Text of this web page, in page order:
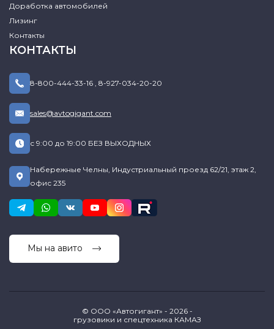
Доработка автомобилей
Лизинг
Контакты
КОНТАКТЫ
8-800-444-33-16 8-927-034-20-20
sales@avtogigant.com
с 9:00 до 19:00 БЕЗ ВЫХОДНЫХ
Набережные Челны, Индустриальный проезд 62/21, этаж 2,
офис 235
Мы на авито
© ООО «Автогигант» - 2026 -
грузовики и спецтехника КАМАЗ